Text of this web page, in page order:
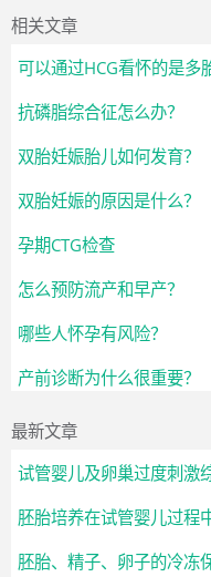
相关文章
可以通过HCG看怀的是多
抗磷脂综合征怎么办？
双胎妊娠胎儿如何发育？
双胎妊娠的原因是什么？
孕期CTG检查
怎么预防流产和早产？
哪些人怀孕有风险？
产前诊断为什么很重要？
最新文章
试管婴儿及卵巢过度刺激
胚胎培养在试管婴儿过程
胚胎、精子、卵子的冷冻